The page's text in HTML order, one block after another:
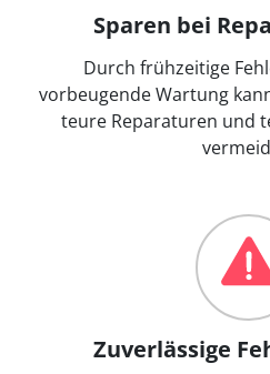
Sparen bei
Durch frühzeitige
vorbeugende Wartung
teure Reparaturen und
Zuverlässige